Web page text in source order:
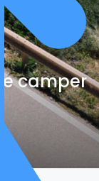
camper